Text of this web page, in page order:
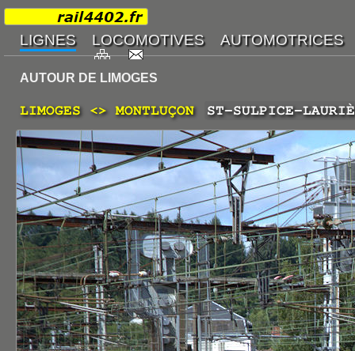
AUTOUR DE LIMOGES
LIMOGES <> MONTLUÇON ST-SULPICE-